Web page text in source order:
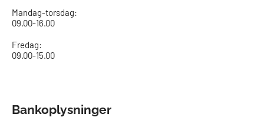
Mandag-torsdag:
09.00-16.00​
Fredag:
09.00-15.00
Bankoplysninger